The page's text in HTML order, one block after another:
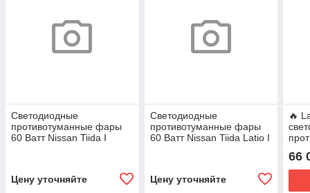
Светодиодные
противотуманные фары
60 Ватт Nissan Tiida I
Цену уточняйте
Светодиодные
противотуманные фары
60 Ватт Nissan Tiida Latio I
Цену уточняйте
🔥
66